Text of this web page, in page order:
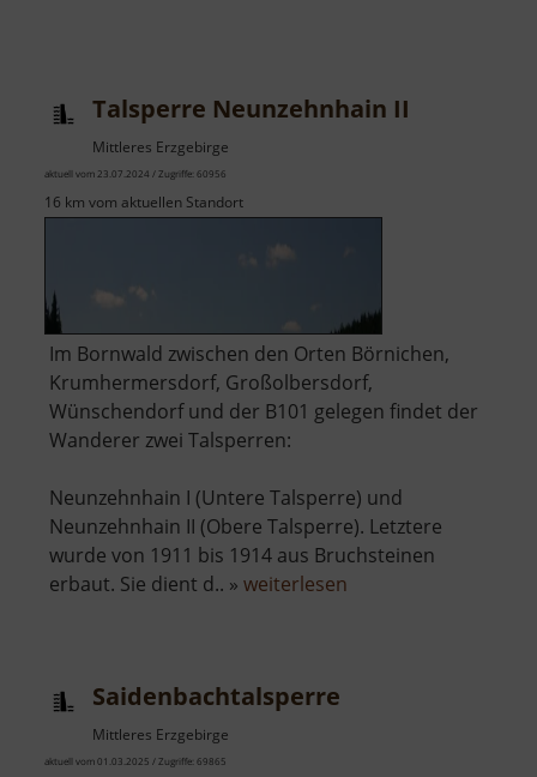
Talsperre Neunzehnhain II
Mittleres Erzgebirge
aktuell vom 23.07.2024 / Zugriffe: 60956
16 km vom aktuellen Standort
Im Bornwald zwischen den Orten Börnichen,
Krumhermersdorf, Großolbersdorf,
Wünschendorf und der B101 gelegen findet der
Wanderer zwei Talsperren:
Neunzehnhain I (Untere Talsperre) und
Neunzehnhain II (Obere Talsperre). Letztere
wurde von 1911 bis 1914 aus Bruchsteinen
erbaut. Sie dient d.. » weiterlesen
Saidenbachtalsperre
Mittleres Erzgebirge
aktuell vom 01.03.2025 / Zugriffe: 69865